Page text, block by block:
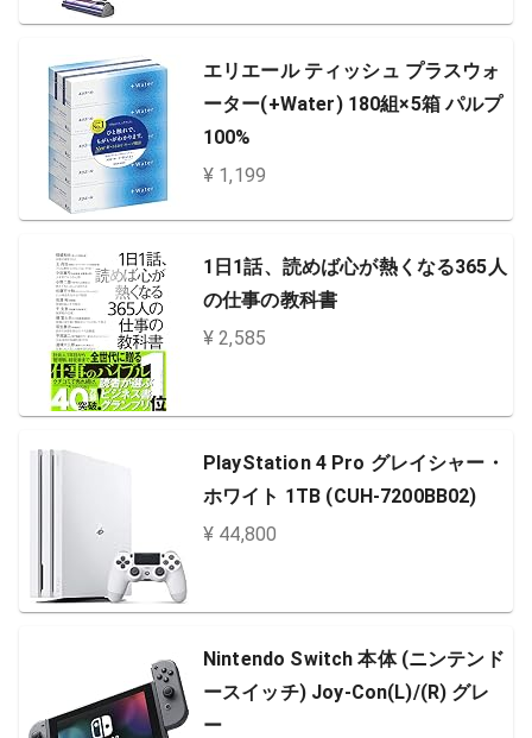
エリエール ティッシュ プラスウォ
ーター(+Water) 180組×5箱 パルプ
100%
¥ 1,199
1日1話、読めば心が熱くなる365人
の仕事の教科書
¥ 2,585
PlayStation 4 Pro グレイシャー・
ホワイト 1TB (CUH-7200BB02)
¥ 44,800
Nintendo Switch 本体 (ニンテンド
ースイッチ) Joy-Con(L)/(R) グレ
ー